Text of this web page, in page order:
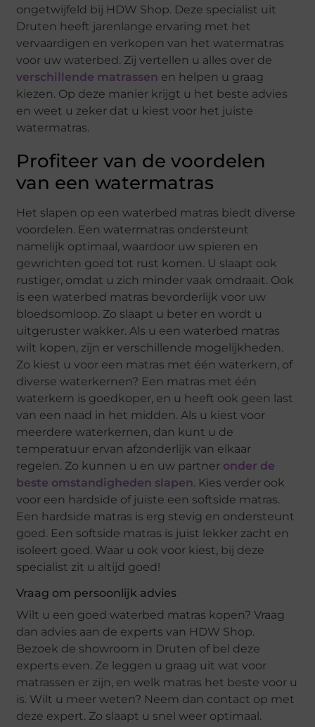
ongetwijfeld bij HDW Shop. Deze specialist uit
Druten heeft jarenlange ervaring met het
vervaardigen en verkopen van het watermatras
voor uw waterbed. Zij vertellen u alles over de
verschillende matrassen en helpen u graag
kiezen. Op deze manier krijgt u het beste advies
en weet u zeker dat u kiest voor het juiste
watermatras.
Profiteer van de voordelen
van een watermatras
Het slapen op een waterbed matras biedt diverse
voordelen. Een watermatras ondersteunt
namelijk optimaal, waardoor uw spieren en
gewrichten goed tot rust komen. U slaapt ook
rustiger, omdat u zich minder vaak omdraait. Ook
is een waterbed matras bevorderlijk voor uw
bloedsomloop. Zo slaapt u beter en wordt u
uitgeruster wakker. Als u een waterbed matras
wilt kopen, zijn er verschillende mogelijkheden.
Zo kiest u voor een matras met één waterkern, of
diverse waterkernen? Een matras met één
waterkern is goedkoper, en u heeft ook geen last
van een naad in het midden. Als u kiest voor
meerdere waterkernen, dan kunt u de
temperatuur ervan afzonderlijk van elkaar
regelen. Zo kunnen u en uw partner onder de
beste omstandigheden slapen. Kies verder ook
voor een hardside of juiste een softside matras.
Een hardside matras is erg stevig en ondersteunt
goed. Een softside matras is juist lekker zacht en
isoleert goed. Waar u ook voor kiest, bij deze
specialist zit u altijd goed!
Vraag om persoonlijk advies
Wilt u een goed waterbed matras kopen? Vraag
dan advies aan de experts van HDW Shop.
Bezoek de showroom in Druten of bel deze
experts even. Ze leggen u graag uit wat voor
matrassen er zijn, en welk matras het beste voor u
is. Wilt u meer weten? Neem dan contact op met
deze expert. Zo slaapt u snel weer optimaal.